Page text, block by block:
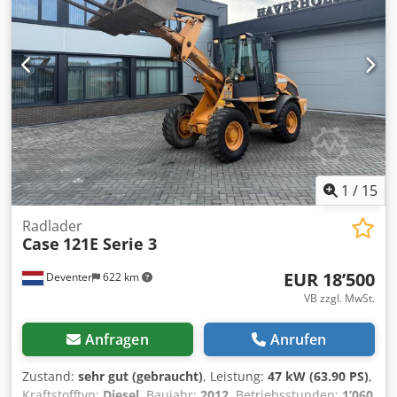
unterstützen wir Sie auch im Bereich Finanzierung/Leasing
mit unserem Partnern. Alle Angaben ohne Gewähr. Irrtum
und Zwischenhandel vorbehalten.
1 / 15
Deventer 622 km
Radlader
Case 121E Serie 3
EUR 18’500
VB zzgl. MwSt.
Anfragen Anrufen
Zustand: sehr gut (gebraucht), Leistung: 47 kW (63.90 PS),